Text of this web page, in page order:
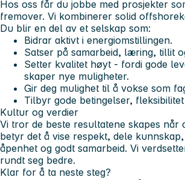
Hos oss får du jobbe med prosjekter
fremover. Vi kombinerer solid
Du blir en del av et selskap som:
Bidrar aktivt i energiomstillingen.
Satser på samarbeid, læring, tillit
Setter kvalitet høyt - fordi gode
skaper nye muligheter.
Gir deg mulighet til å vokse som
Tilbyr gode betingelser,
Kultur og verdier
Vi tror de beste resultatene skapes når
betyr det å vise respekt, dele
åpenhet og godt samarbeid. Vi
rundt seg bedre.
Klar for å ta neste steg?